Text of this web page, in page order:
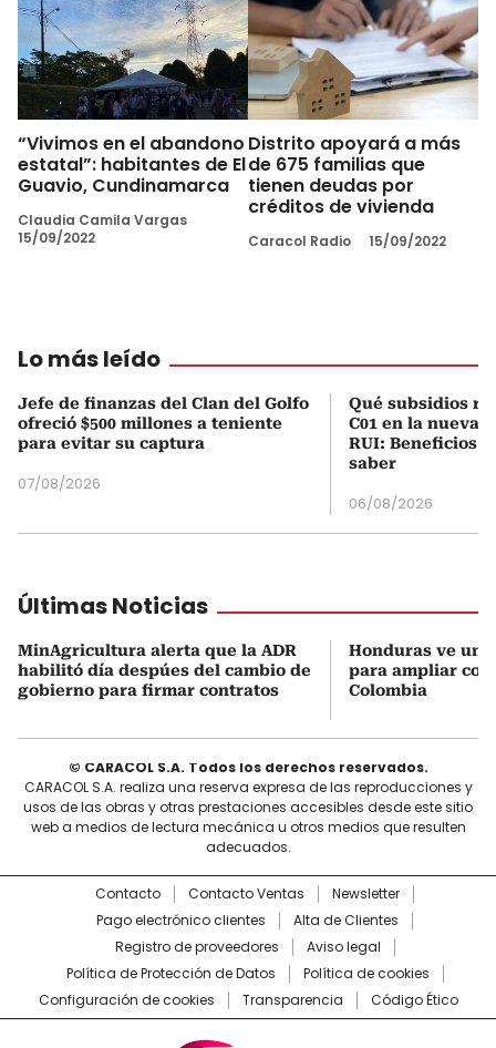
“Vivimos en el abandono
estatal”: habitantes de El
Guavio, Cundinamarca
Claudia Camila Vargas
15/09/2022
Distrito apoyará a más
de 675 familias que
tienen deudas por
créditos de vivienda
Caracol Radio 15/09/2022
Lo más leído
Jefe de finanzas del Clan del Golfo
ofreció $500 millones a teniente
para evitar su captura
07/08/2026
Qué subsidios
C01 en la nueva
RUI: Beneficios
saber
06/08/2026
Últimas Noticias
MinAgricultura alerta que la ADR
habilitó día despúes del cambio de
gobierno para firmar contratos
Honduras ve
para ampliar
Colombia
© CARACOL S.A. Todos los derechos reservados.
CARACOL S.A. realiza una reserva expresa de las reproducciones y
usos de las obras y otras prestaciones accesibles desde este sitio
web a medios de lectura mecánica u otros medios que resulten
adecuados.
Contacto Contacto Ventas
Newsletter
Pago electrónico clientes
Alta de Clientes
Registro de proveedores
Aviso legal
Política de Protección de Datos
Política de cookies
Configuración de cookies
Transparencia Código Ético